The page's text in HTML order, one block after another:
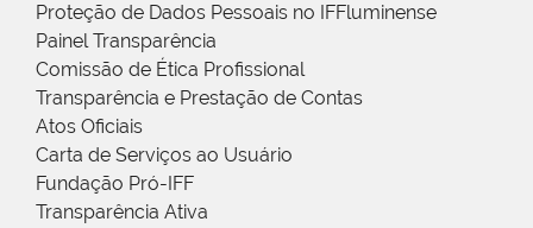
Proteção de Dados Pessoais no IFFluminense
Painel Transparência
Comissão de Ética Profissional
Transparência e Prestação de Contas
Atos Oficiais
Carta de Serviços ao Usuário
Fundação Pró-IFF
Transparência Ativa